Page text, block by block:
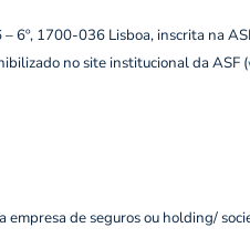
1700-036 Lisboa, inscrita na
no site institucional da ASF (
de seguros ou holding/